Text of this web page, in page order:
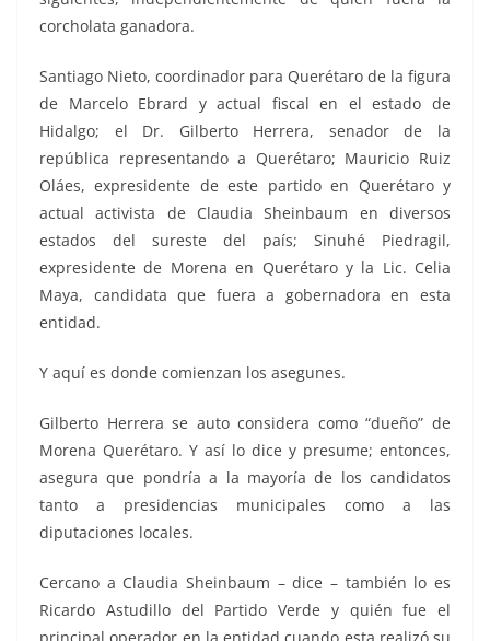
corcholata ganadora.
Santiago Nieto, coordinador para Querétaro de la figura
de Marcelo Ebrard y actual fiscal en el estado de
Hidalgo; el Dr. Gilberto Herrera, senador de la
república representando a Querétaro; Mauricio Ruiz
Oláes, expresidente de este partido en Querétaro y
actual activista de Claudia Sheinbaum en diversos
estados del sureste del país; Sinuhé Piedragil,
expresidente de Morena en Querétaro y la Lic. Celia
Maya, candidata que fuera a gobernadora en esta
entidad.
Y aquí es donde comienzan los asegunes.
Gilberto Herrera se auto considera como “dueño” de
Morena Querétaro. Y así lo dice y presume; entonces,
asegura que pondría a la mayoría de los candidatos
tanto a presidencias municipales como a las
diputaciones locales.
Cercano a Claudia Sheinbaum – dice – también lo es
Ricardo Astudillo del Partido Verde y quién fue el
principal operador en la entidad cuando esta realizó su